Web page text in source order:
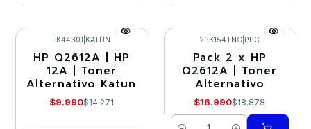
-30%
Agotado
LK44301 KATUN
HP Q2612A | HP
12A | Toner
Alternativo Katun
$9.990$14.271
-10%
2PK154TNC PPC
Pack 2 x HP
Q2612A | Toner
Alternativo
$16.990$18.878